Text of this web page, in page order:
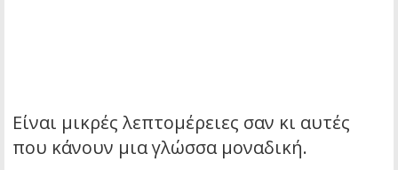
Είναι μικρές λεπτομέρειες σαν κι αυτές
που κάνουν μια γλώσσα μοναδική.